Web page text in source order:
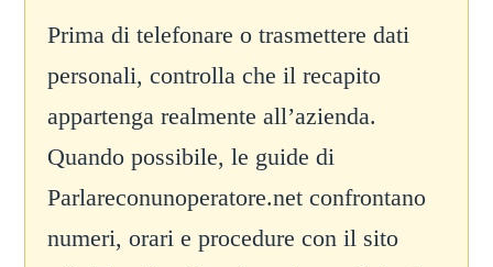
Prima di telefonare o trasmettere dati
personali, controlla che il recapito
appartenga realmente all’azienda.
Quando possibile, le guide di
Parlareconunoperatore.net confrontano
numeri, orari e procedure con il sito